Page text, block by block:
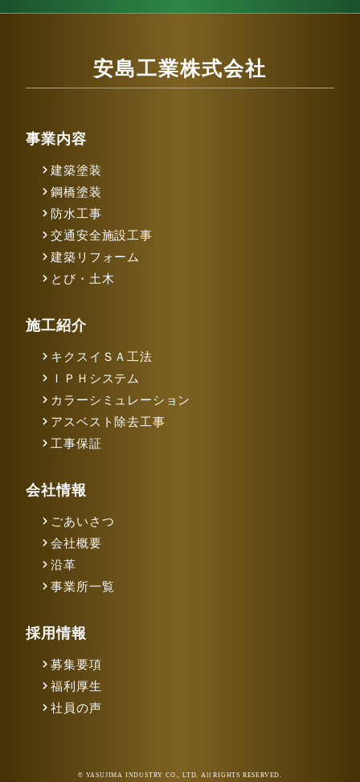
安島工業株式会社
事業内容
建築塗装
鋼橋塗装
防水工事
交通安全施設工事
建築リフォーム
とび・土木
施工紹介
キクスイＳＡ工法
ＩＰＨシステム
カラーシミュレーション
アスベスト除去工事
工事保証
会社情報
ごあいさつ
会社概要
沿革
事業所一覧
採用情報
募集要項
福利厚生
社員の声
© YASUJIMA INDUSTRY CO., LTD. All RIGHTS RESERVED.